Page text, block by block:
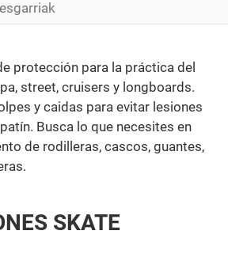
protección para la práctica del
street, cruisers y longboards.
y caidas para evitar lesiones
Busca lo que necesites en
de rodilleras, cascos, guantes,
SKATE